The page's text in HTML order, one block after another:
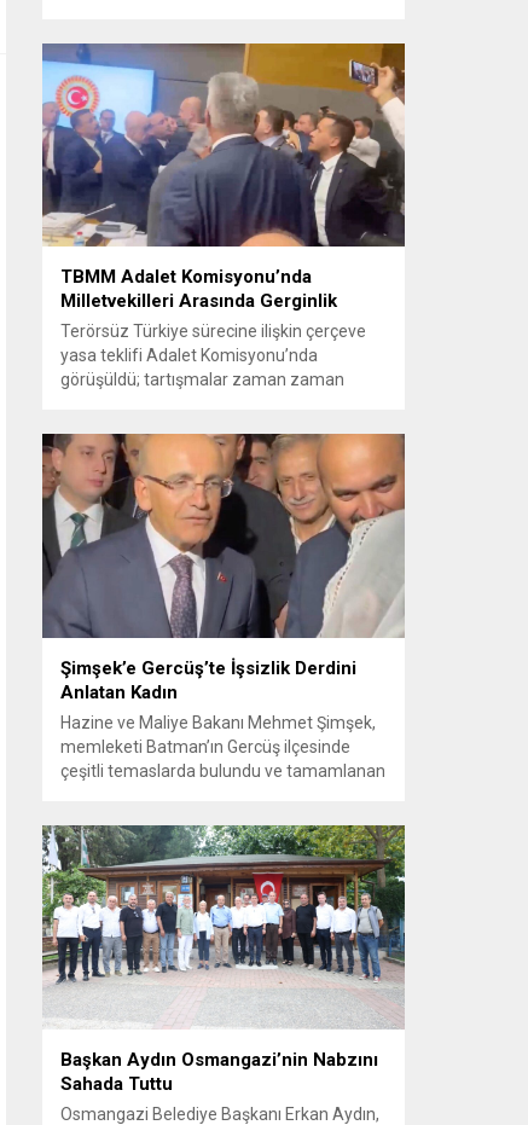
bildirirken saldırıyı kınadı ve Tahran’ı
korsanlıkla suçladı. WAM ajansının
aktardığı ilk açıklamada, ADNOC’a ait bir
geminin sabah saatlerinde hedef alındığı
belirtildi; ilerleyen dakikalarda ise BAE...
TBMM Adalet Komisyonu’nda
Milletvekilleri Arasında Gerginlik
Terörsüz Türkiye sürecine ilişkin çerçeve
yasa teklifi Adalet Komisyonu’nda
görüşüldü; tartışmalar zaman zaman
milletvekilleri arasında sözlü gerilim
yaşandı, daha sonra fiziksel arbede çıktı.
Görüşme sırasında İyi Parti ile MHP
milletvekilleri arasında söz düellosu
başladı; taraflar birbirlerini sert ifadelerle
eleştirdi. Tartışma...
Şimşek’e Gercüş’te İşsizlik Derdini
Anlatan Kadın
Hazine ve Maliye Bakanı Mehmet Şimşek,
memleketi Batman’ın Gercüş ilçesinde
çeşitli temaslarda bulundu ve tamamlanan
esnada bir yaşlı kadının çocuklarının
işsizliğine dair yakınmasını dinledi. Kadının
dertlerini Kürtçe olarak doğrudan Bakan
Şimşek’e aktarması, orada bulunanların
ilgisini çekti. Şimşek ise samimi bir...
Başkan Aydın Osmangazi’nin Nabzını
Sahada Tuttu
Osmangazi Belediye Başkanı Erkan Aydın,